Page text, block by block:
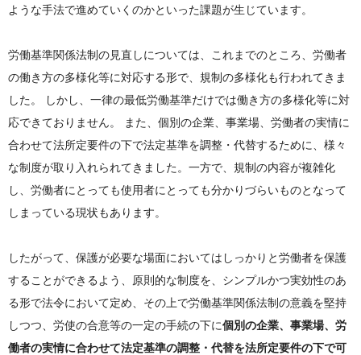
ような手法で進めていくのかといった課題が生じています。
労働基準関係法制の見直しについては、これまでのところ、労働者
の働き方の多様化等に対応する形で、規制の多様化も行われてきま
した。 しかし、一律の最低労働基準だけでは働き方の多様化等に対
応できておりません。 また、個別の企業、事業場、労働者の実情に
合わせて法所定要件の下で法定基準を調整・代替するために、様々
な制度が取り入れられてきました。一方で、規制の内容が複雑化
し、労働者にとっても使用者にとっても分かりづらいものとなって
しまっている現状もあります。
したがって、保護が必要な場面においてはしっかりと労働者を保護
することができるよう、原則的な制度を、シンプルかつ実効性のあ
る形で法令において定め、その上で労働基準関係法制の意義を堅持
しつつ、労使の合意等の一定の手続の下に個別の企業、事業場、労
働者の実情に合わせて法定基準の調整・代替を法所定要件の下で可